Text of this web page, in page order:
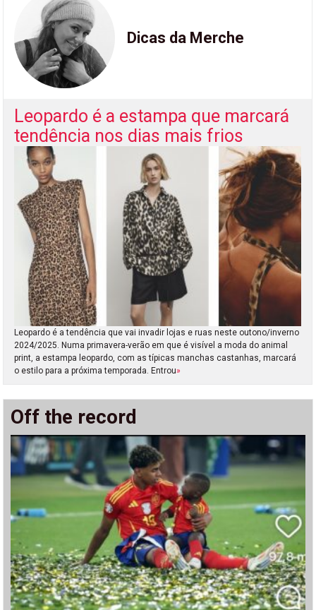
Dicas da Merche
Leopardo é a estampa que marcará
tendência nos dias mais frios
Leopardo é a tendência que vai invadir lojas e ruas neste outono/inverno
2024/2025. Numa primavera-verão em que é visível a moda do animal
print, a estampa leopardo, com as típicas manchas castanhas, marcará
o estilo para a próxima temporada. Entrou»
Off the record